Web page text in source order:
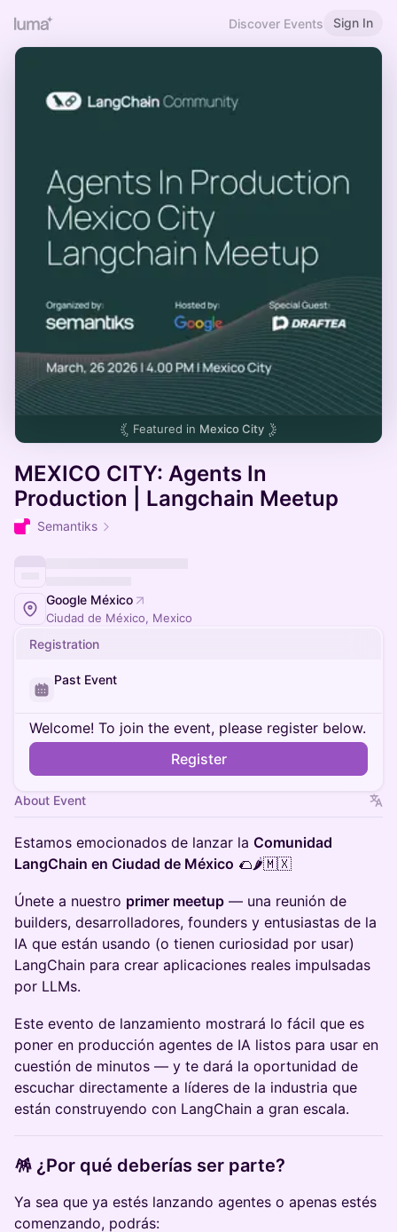
Discover Events Sign In
Featured in Mexico City
MEXICO CITY: Agents In
Production | Langchain Meetup
Semantiks
Google México
Ciudad de México, Mexico
Registration
Past Event
Welcome! To join the event, please register below.
Register
About Event
Estamos emocionados de lanzar la Comunidad
LangChain en Ciudad de México 🌮🌶️🇲🇽
Únete a nuestro primer meetup — una reunión de
builders, desarrolladores, founders y entusiastas de la
IA que están usando (o tienen curiosidad por usar)
LangChain para crear aplicaciones reales impulsadas
por LLMs.
Este evento de lanzamiento mostrará lo fácil que es
poner en producción agentes de IA listos para usar en
cuestión de minutos — y te dará la oportunidad de
escuchar directamente a líderes de la industria que
están construyendo con LangChain a gran escala.
🪅 ¿Por qué deberías ser parte?
Ya sea que ya estés lanzando agentes o apenas estés
comenzando, podrás: